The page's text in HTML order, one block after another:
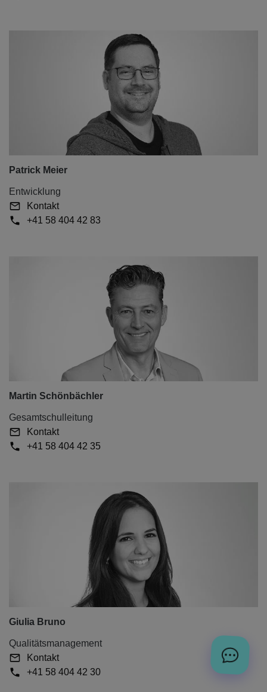
Patrick Meier
Entwicklung
Kontakt
+41 58 404 42 83
Martin Schönbächler
Gesamtschulleitung
Kontakt
+41 58 404 42 35
Giulia Bruno
Qualitätsmanagement
Kontakt
+41 58 404 42 30